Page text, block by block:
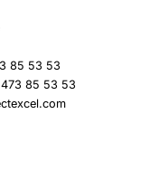
85 53 53
85 53 53